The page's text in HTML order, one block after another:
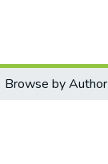
Browse by Author